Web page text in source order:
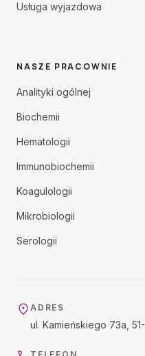
Usługa wyjazdowa
NASZE PRACOWNIE
Analityki ogólnej
Biochemii
Hematologii
Immunobiochemii
Koagulologii
Mikrobiologii
Serologii
ADRES
ul. Kamieńskiego 73a,